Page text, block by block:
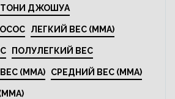
ДЖОШУА
ЛЕГКИЙ ВЕС (MMA)
ПОЛУЛЕГКИЙ ВЕС
(MMA) СРЕДНИЙ ВЕС (MMA)